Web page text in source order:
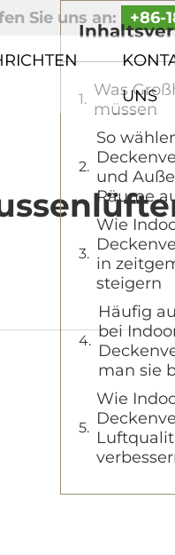
Sie uns an: +86-
UNS
Was
müssen
So
und
Räume
Wie
in
steigern
Häufig
bei
man sie
Wie